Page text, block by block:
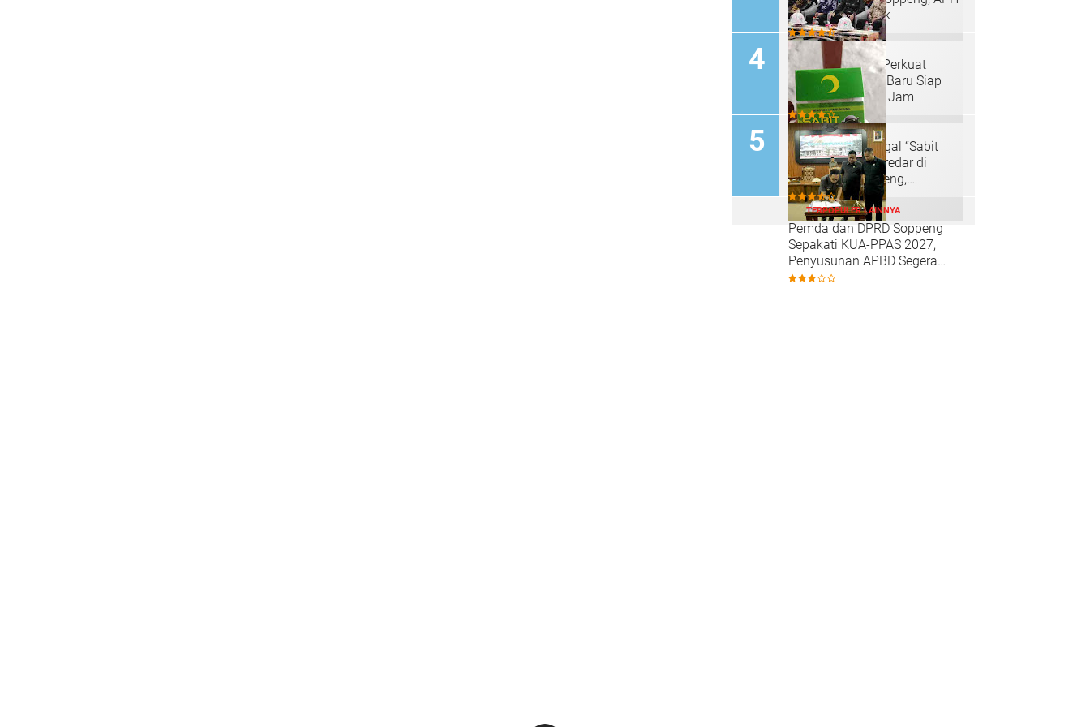
Diminta Bertindak
Bupati Soppeng Perkuat
Sinergi, Kapolres Baru Siap
Layani Warga 24 Jam
Rokok Diduga Ilegal “Sabit
Melon” Bebas Beredar di
Kabupaten Soppeng,
Pengawasan Dipertanyakan
Pemda dan DPRD Soppeng
Sepakati KUA-PPAS 2027,
Penyusunan APBD Segera
Dimulai
TERPOPULER LAINNYA